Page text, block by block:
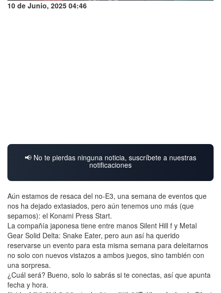
10 de Junio, 2025 04:46
📢 No te pierdas ninguna noticia, suscríbete a nuestras
notificaciones
Aún estamos de resaca del no-E3, una semana de eventos que
nos ha dejado extasiados, pero aún tenemos uno más (que
sepamos): el Konami Press Start.
La compañía japonesa tiene entre manos Silent Hill f y Metal
Gear Solid Delta: Snake Eater, pero aun así ha querido
reservarse un evento para esta misma semana para deleitarnos
no solo con nuevos vistazos a ambos juegos, sino también con
una sorpresa.
¿Cuál será? Bueno, solo lo sabrás si te conectas, así que apunta
fecha y hora.